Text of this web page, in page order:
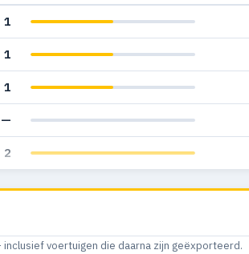
1
1
1
—
2
voertuigen die daarna zijn geëxporteerd.